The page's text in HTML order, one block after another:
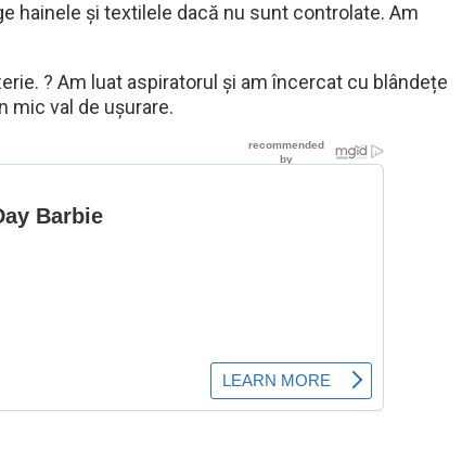
hainele și textilele dacă nu sunt controlate. Am
? Am luat aspiratorul și am încercat cu blândețe
mic val de ușurare.